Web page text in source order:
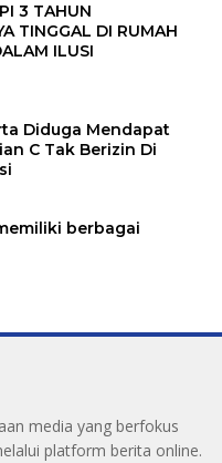
3 TAHUN
TINGGAL DI RUMAH
ILUSI
Diduga Mendapat
C Tak Berizin Di
berbagai
media yang berfokus
platform berita online.